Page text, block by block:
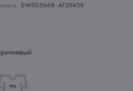
EW005668-AF29459